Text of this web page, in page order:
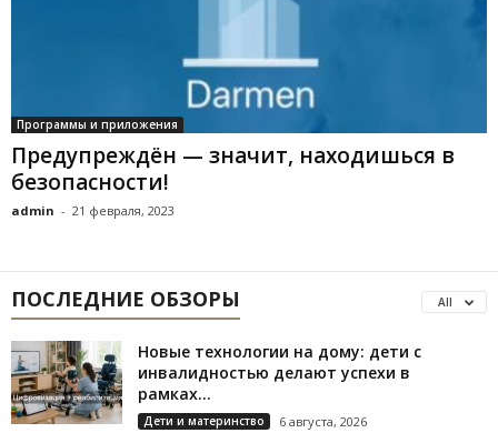
Программы и приложения
Предупреждён — значит, находишься в
безопасности!
admin - 21 февраля, 2023
ПОСЛЕДНИЕ ОБЗОРЫ All
Новые технологии на дому: дети с
инвалидностью делают успехи в
рамках...
Дети и материнство 6 августа, 2026